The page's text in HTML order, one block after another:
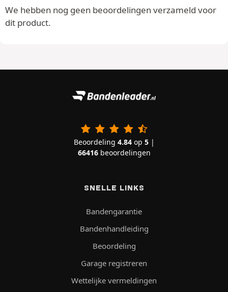
We hebben nog geen beoordelingen verzameld voor
dit product.
Beoordeling 4.84op 5|
66416beoordelingen
SNELLE LINKS
Bandengarantie
Bandenhandleiding
Beoordeling
Garage registreren
Wettelijke vermeldingen